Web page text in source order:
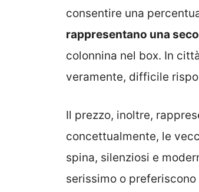
consentire una
rappresentano una
colonnina nel box. In
veramente, difficile
Il prezzo, inoltre,
concettualmente, le
spina, silenziosi e
serissimo o